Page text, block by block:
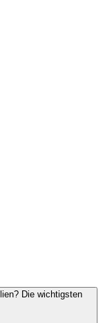
Die wichtigsten